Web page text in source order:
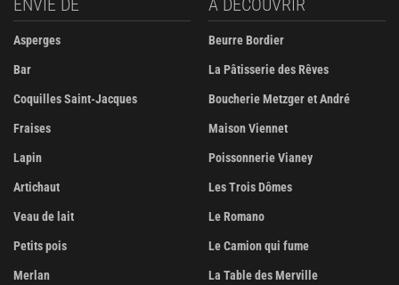
ENVIE DE
Asperges
Bar
Coquilles Saint-Jacques
Fraises
Lapin
Artichaut
Veau de lait
Petits pois
Merlan
À DÉCOUVRIR
Beurre Bordier
La Pâtisserie des Rêves
Boucherie Metzger et André
Maison Viennet
Poissonnerie Vianey
Les Trois Dômes
Le Romano
Le Camion qui fume
La Table des Merville